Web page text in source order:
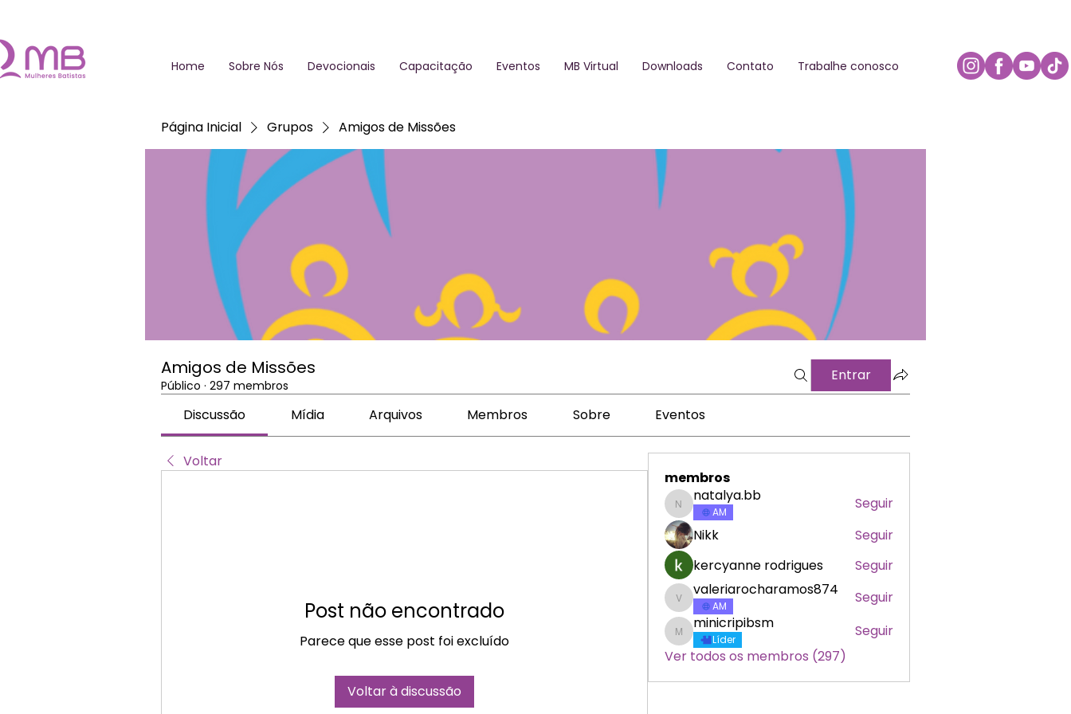
Home Sobre Nós Devocionais Capacitação Eventos MB Virtual Downloads Contato Trabalhe conosco
Página Inicial Grupos Amigos de Missões
Amigos de Missões
Público · 297 membros
Entrar
Discussão Mídia Arquivos Membros Sobre Eventos
Voltar
Post não encontrado
Parece que esse post foi excluído
Voltar à discussão
membros
natalya.bb
natalya.bb
AM
Seguir
Nikk
Seguir
kercyanne rodrigues
Seguir
valeriarocharamos874
valeriarocharamos874
AM Seguir
minicripibsm
minicripibsm
Líder
Seguir
Ver todos os membros (297)